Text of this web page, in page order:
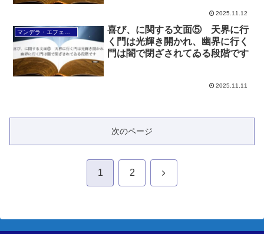
2025.11.12
マンデラ・エフェクト文面（2025年6月24日～
喜び、に関する文面⑤ 天界に行
く門は光輝き開かれ、幽界に行く
門は闇で閉ざされてゐる段階です
2025.11.11
次のページ
1 2 次